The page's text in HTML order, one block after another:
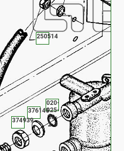
250514
020-
025-
30-
2-3
376145
374939